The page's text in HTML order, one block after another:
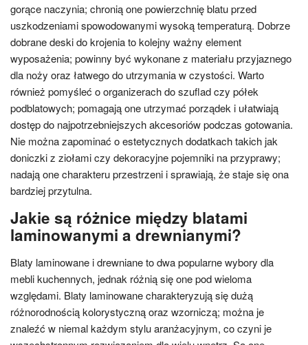
gorące naczynia; chronią one powierzchnię blatu przed
uszkodzeniami spowodowanymi wysoką temperaturą. Dobrze
dobrane deski do krojenia to kolejny ważny element
wyposażenia; powinny być wykonane z materiału przyjaznego
dla noży oraz łatwego do utrzymania w czystości. Warto
również pomyśleć o organizerach do szuflad czy półek
podblatowych; pomagają one utrzymać porządek i ułatwiają
dostęp do najpotrzebniejszych akcesoriów podczas gotowania.
Nie można zapominać o estetycznych dodatkach takich jak
doniczki z ziołami czy dekoracyjne pojemniki na przyprawy;
nadają one charakteru przestrzeni i sprawiają, że staje się ona
bardziej przytulna.
Jakie są różnice między blatami
laminowanymi a drewnianymi?
Blaty laminowane i drewniane to dwa popularne wybory dla
mebli kuchennych, jednak różnią się one pod wieloma
względami. Blaty laminowane charakteryzują się dużą
różnorodnością kolorystyczną oraz wzorniczą; można je
znaleźć w niemal każdym stylu aranżacyjnym, co czyni je